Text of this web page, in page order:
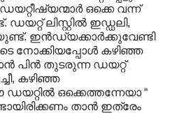
ഒക്കെ വന്ന്
ലിസ്റ്റിൽ ഇഡ്ഡലി,
ഇൻഡ്യക്കാർക്കുവേണ്ടി
നോക്കിയപ്പോൾ കഴിഞ്ഞ
പിൻ തുടരുന്ന ഡയറ്റ്
കഴിഞ്ഞ
ഒക്കെത്തന്നേയാ “
താൻ ഇത്രേം